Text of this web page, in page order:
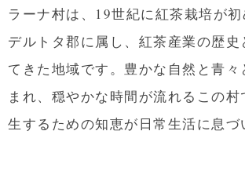
ラーナ村は、19世紀に紅茶栽培が
デルトタ郡に属し、紅茶産業の歴史
てきた地域です。豊かな自然と青々
まれ、穏やかな時間が流れるこの
生するための知恵が日常生活に息づ